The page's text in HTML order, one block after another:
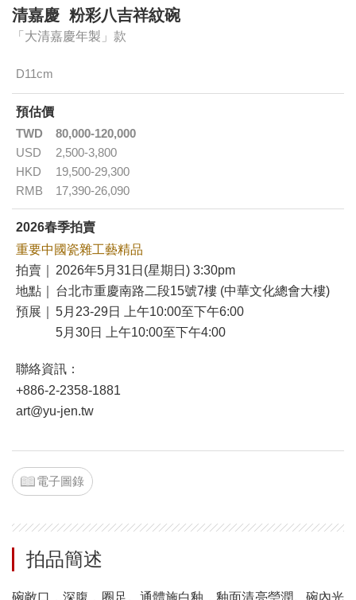
清嘉慶 粉彩八吉祥紋碗
「大清嘉慶年製」款
D11cm
預估價
TWD
80,000-120,000
USD
2,500-3,800
HKD
19,500-29,300
RMB
17,390-26,090
2026春季拍賣
重要中國瓷雜工藝精品
拍賣｜
2026年5月31日(星期日) 3:30pm
地點｜
台北市重慶南路二段15號7樓 (中華文化總會大樓)
預展｜
5月23-29日 上午10:00至下午6:00
5月30日 上午10:00至下午4:00
聯絡資訊：
+886-2-2358-1881
art@yu-jen.tw
電子圖錄
拍品簡述